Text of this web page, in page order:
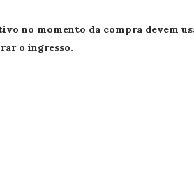
no momento da compra devem
o ingresso.